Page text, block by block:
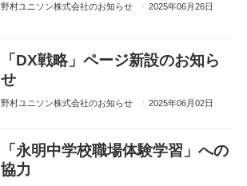
野村ユニソン株式会社のお知らせ 2025年06月26日
「DX戦略」ページ新設のお知ら
せ
野村ユニソン株式会社のお知らせ 2025年06月02日
「永明中学校職場体験学習」への
協力